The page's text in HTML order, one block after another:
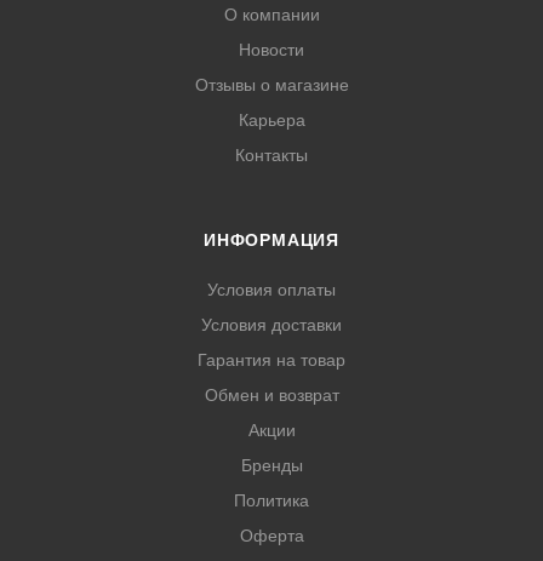
О компании
Новости
Отзывы о магазине
Карьера
Контакты
ИНФОРМАЦИЯ
Условия оплаты
Условия доставки
Гарантия на товар
Обмен и возврат
Акции
Бренды
Политика
Оферта